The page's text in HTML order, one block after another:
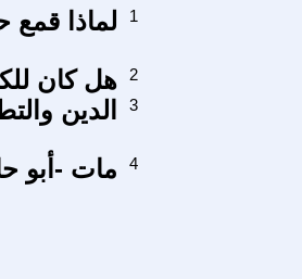
لماذا قمع 1
هل كان
2
الدين 3
مات -أبو 4